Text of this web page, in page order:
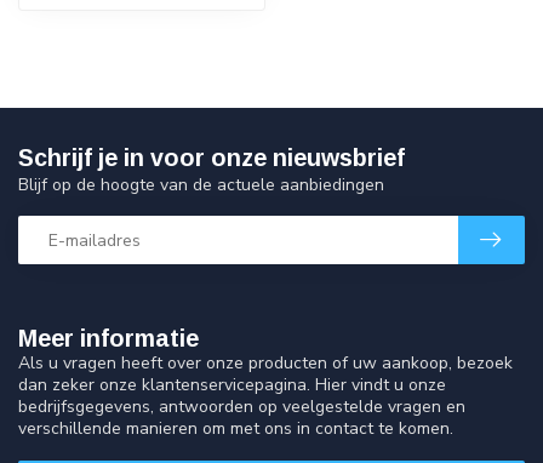
Meer informatie
Als u vragen heeft over onze producten of uw aankoop, bezoek
dan zeker onze klantenservicepagina. Hier vindt u onze
bedrijfsgegevens, antwoorden op veelgestelde vragen en
verschillende manieren om met ons in contact te komen.
Schrijf je in voor onze nieuwsbrief
Blijf op de hoogte van de actuele aanbiedingen